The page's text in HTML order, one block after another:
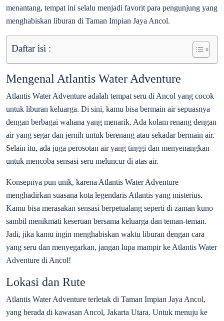
menantang, tempat ini selalu menjadi favorit para pengunjung yang
menghabiskan liburan di Taman Impian Jaya Ancol.
Daftar isi :
Mengenal Atlantis Water Adventure
Atlantis Water Adventure adalah tempat seru di Ancol yang cocok
untuk liburan keluarga. Di sini, kamu bisa bermain air sepuasnya
dengan berbagai wahana yang menarik. Ada kolam renang dengan
air yang segar dan jernih untuk berenang atau sekadar bermain air.
Selain itu, ada juga perosotan air yang tinggi dan menyenangkan
untuk mencoba sensasi seru meluncur di atas air.
Konsepnya pun unik, karena Atlantis Water Adventure
menghadirkan suasana kota legendaris Atlantis yang misterius.
Kamu bisa merasakan sensasi berpetualang seperti di zaman kuno
sambil menikmati keseruan bersama keluarga dan teman-teman.
Jadi, jika kamu ingin menghabiskan waktu liburan dengan cara
yang seru dan menyegarkan, jangan lupa mampir ke Atlantis Water
Adventure di Ancol!
Lokasi dan Rute
Atlantis Water Adventure terletak di Taman Impian Jaya Ancol,
yang berada di kawasan Ancol, Jakarta Utara. Untuk menuju ke